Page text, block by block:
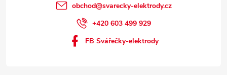
obchod@svarecky-elektrody.cz
+420 603 499 929
FB Svářečky-elektrody